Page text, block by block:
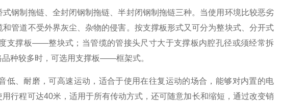
制拖链、全封闭钢制拖链、半封闭钢制拖链三种。当使用环境比较恶劣
管道不受外界灰尘、杂物的侵害。按支撑板形式又可分为整块式、分开式
支撑板——整块式；当管缆的管接头尺寸大于支撑板内腔孔径或须经常拆
种较多时，可选用支撑板——框架式。
、耐磨，可高速运动，适合于使用在往复运动的场合，能够对内置的电
行程可达40米，适用于所有传动方式，还可随意加长和缩短，通过改变销